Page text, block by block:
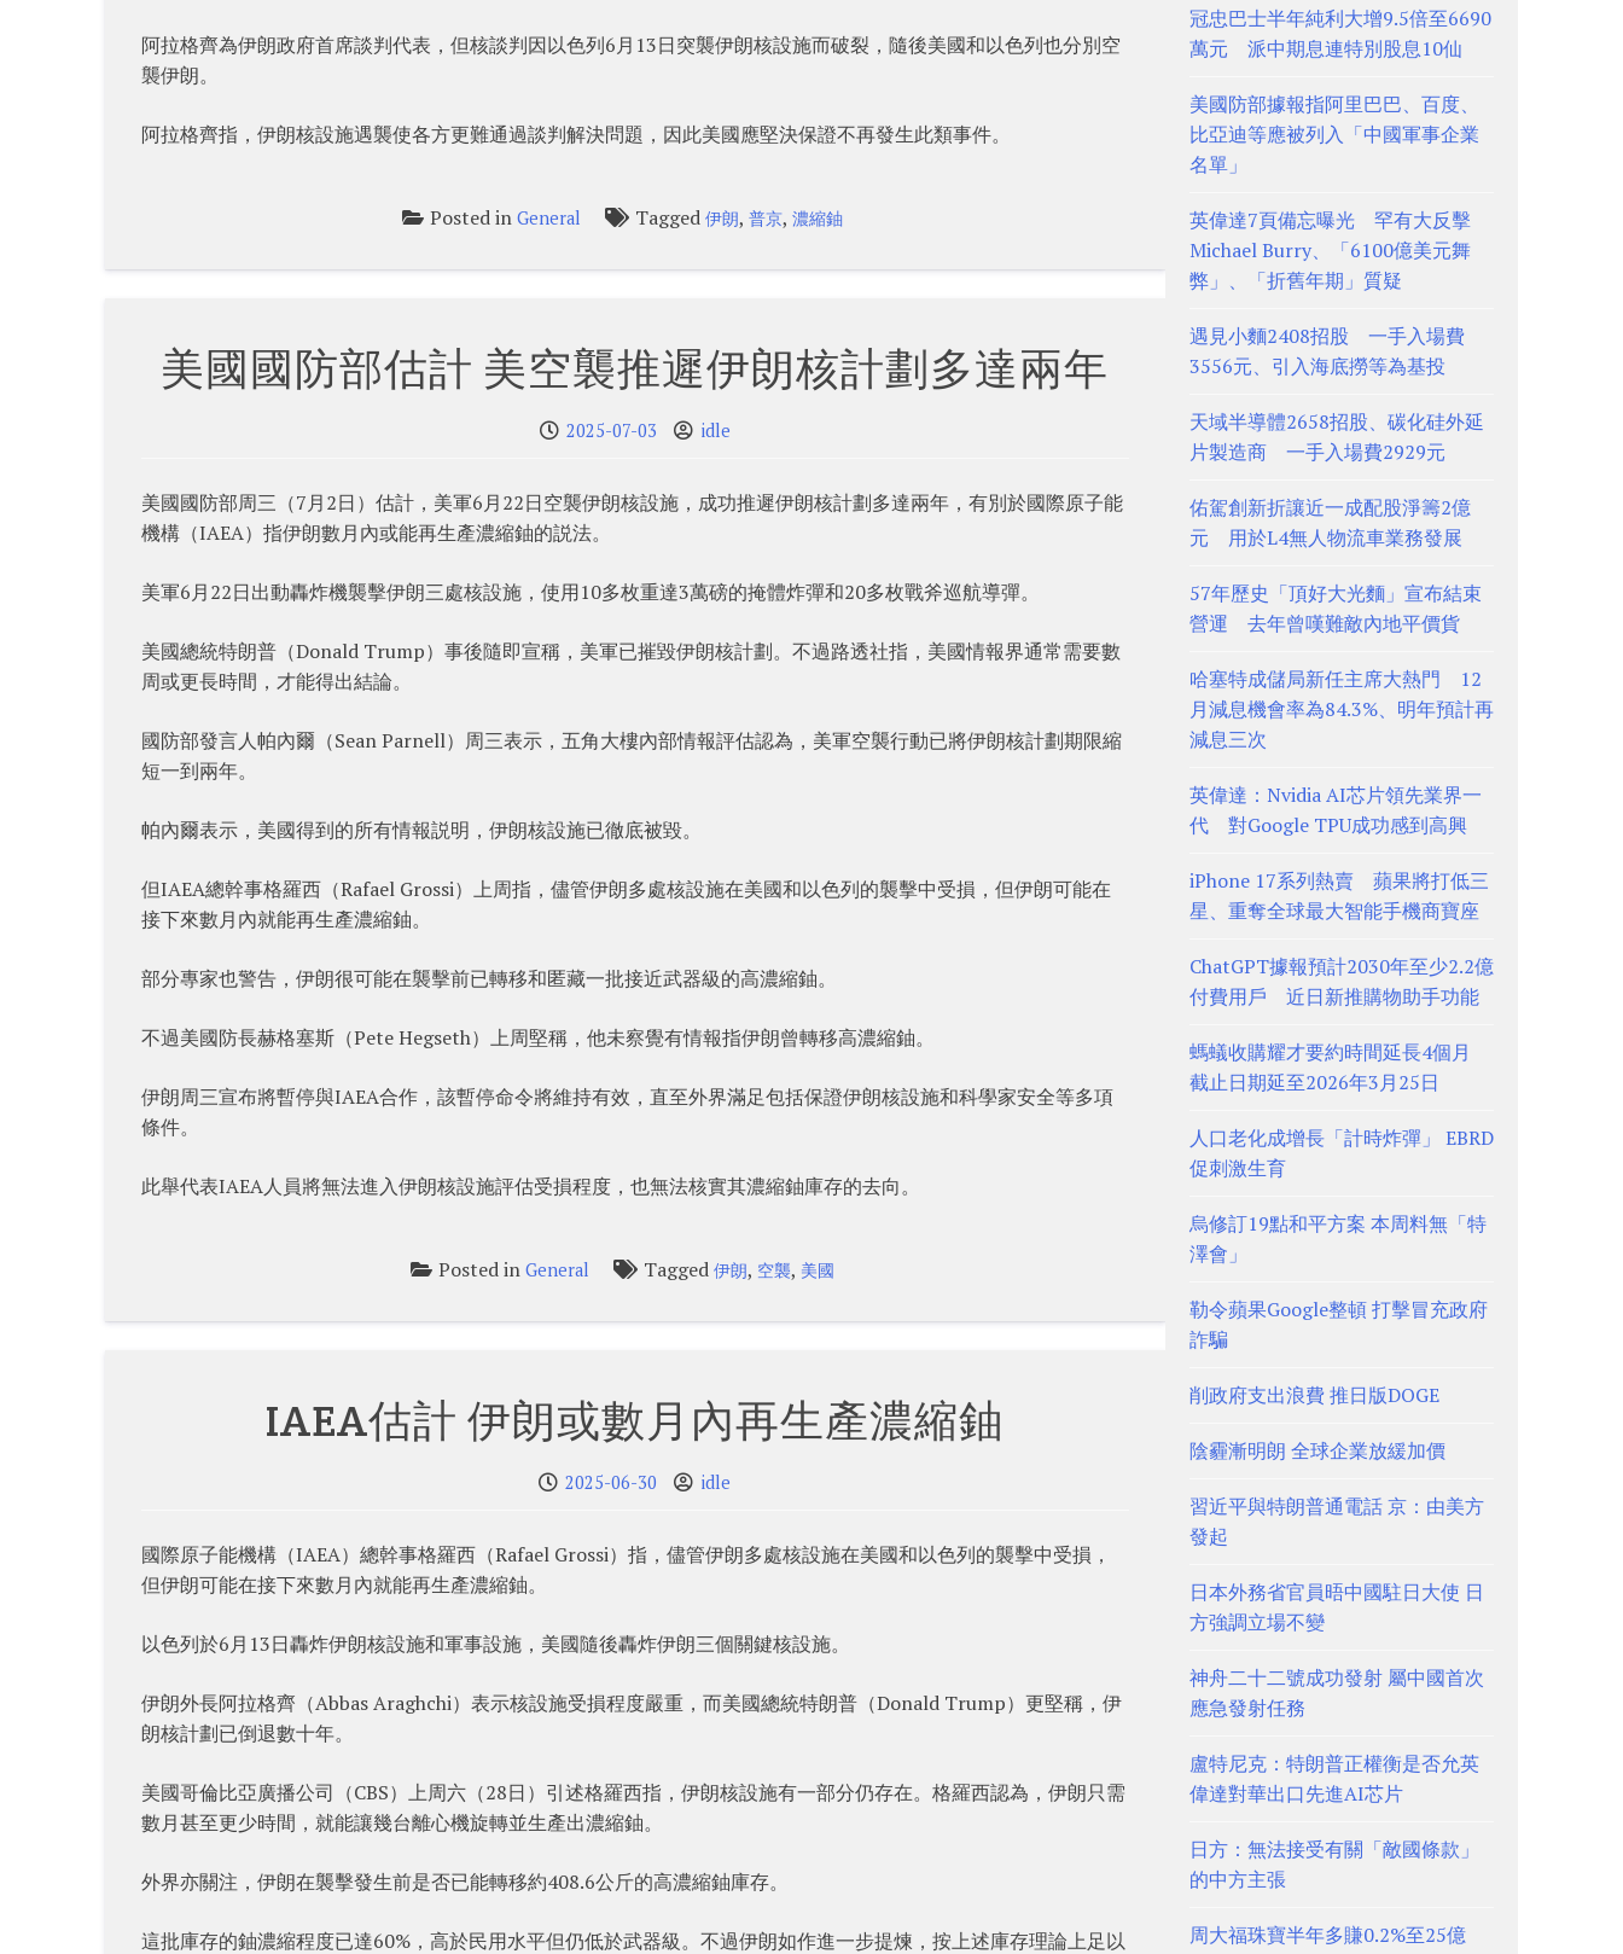
阿拉格齊為伊朗政府首席談判代表，但核談判因以色列6月13日突襲伊朗核設施而破裂，隨後美國和以色列也分別空
襲伊朗。
阿拉格齊指，伊朗核設施遇襲使各方更難通過談判解決問題，因此美國應堅決保證不再發生此類事件。
Posted inGeneral Tagged伊朗,普京,濃縮鈾
美國國防部估計 美空襲推遲伊朗核計劃多達兩年
2025-07-03 idle
美國國防部周三（7月2日）估計，美軍6月22日空襲伊朗核設施，成功推遲伊朗核計劃多達兩年，有別於國際原子能
機構（IAEA）指伊朗數月內或能再生產濃縮鈾的説法。
美軍6月22日出動轟炸機襲擊伊朗三處核設施，使用10多枚重達3萬磅的掩體炸彈和20多枚戰斧巡航導彈。
美國總統特朗普（Donald Trump）事後隨即宣稱，美軍已摧毀伊朗核計劃。不過路透社指，美國情報界通常需要數
周或更長時間，才能得出結論。
國防部發言人帕內爾（Sean Parnell）周三表示，五角大樓內部情報評估認為，美軍空襲行動已將伊朗核計劃期限縮
短一到兩年。
帕內爾表示，美國得到的所有情報説明，伊朗核設施已徹底被毀。
但IAEA總幹事格羅西（Rafael Grossi）上周指，儘管伊朗多處核設施在美國和以色列的襲擊中受損，但伊朗可能在
接下來數月內就能再生產濃縮鈾。
部分專家也警告，伊朗很可能在襲擊前已轉移和匿藏一批接近武器級的高濃縮鈾。
不過美國防長赫格塞斯（Pete Hegseth）上周堅稱，他未察覺有情報指伊朗曾轉移高濃縮鈾。
伊朗周三宣布將暫停與IAEA合作，該暫停命令將維持有效，直至外界滿足包括保證伊朗核設施和科學家安全等多項
條件。
此舉代表IAEA人員將無法進入伊朗核設施評估受損程度，也無法核實其濃縮鈾庫存的去向。
Posted inGeneral Tagged伊朗, 空襲, 美國
IAEA估計 伊朗或數月內再生產濃縮鈾
2025-06-30 idle
國際原子能機構（IAEA）總幹事格羅西（Rafael Grossi）指，儘管伊朗多處核設施在美國和以色列的襲擊中受損，
但伊朗可能在接下來數月內就能再生產濃縮鈾。
以色列於6月13日轟炸伊朗核設施和軍事設施，美國隨後轟炸伊朗三個關鍵核設施。
伊朗外長阿拉格齊（Abbas Araghchi）表示核設施受損程度嚴重，而美國總統特朗普（Donald Trump）更堅稱，伊
朗核計劃已倒退數十年。
美國哥倫比亞廣播公司（CBS）上周六（28日）引述格羅西指，伊朗核設施有一部分仍存在。格羅西認為，伊朗只需
數月甚至更少時間，就能讓幾台離心機旋轉並生產出濃縮鈾。
外界亦關注，伊朗在襲擊發生前是否已能轉移約408.6公斤的高濃縮鈾庫存。
這批庫存的鈾濃縮程度已達60%，高於民用水平但仍低於武器級。不過伊朗如作進一步提煉，按上述庫存理論上足以
冠忠巴士半年純利大增9.5倍至6690
萬元 派中期息連特別股息10仙
美國防部據報指阿里巴巴、百度、
比亞迪等應被列入「中國軍事企業
名單」
英偉達7頁備忘曝光 罕有大反擊
Michael Burry、「6100億美元舞
弊」、「折舊年期」質疑
遇見小麵2408招股 一手入場費
3556元、引入海底撈等為基投
天域半導體2658招股、碳化硅外延
片製造商 一手入場費2929元
佑駕創新折讓近一成配股淨籌2億
元 用於L4無人物流車業務發展
57年歷史「頂好大光麵」宣布結束
營運 去年曾嘆難敵內地平價貨
哈塞特成儲局新任主席大熱門 12
月減息機會率為84.3%、明年預計再
減息三次
英偉達：Nvidia AI芯片領先業界一
代 對Google TPU成功感到高興
iPhone 17系列熱賣 蘋果將打低三
星、重奪全球最大智能手機商寶座
ChatGPT據報預計2030年至少2.2億
付費用戶 近日新推購物助手功能
螞蟻收購耀才要約時間延長4個月
截止日期延至2026年3月25日
人口老化成增長「計時炸彈」 EBRD
促刺激生育
烏修訂19點和平方案 本周料無「特
澤會」
勒令蘋果Google整頓 打擊冒充政府
詐騙
削政府支出浪費 推日版DOGE
陰霾漸明朗 全球企業放緩加價
習近平與特朗普通電話 京：由美方
發起
日本外務省官員晤中國駐日大使 日
方強調立場不變
神舟二十二號成功發射 屬中國首次
應急發射任務
盧特尼克：特朗普正權衡是否允英
偉達對華出口先進AI芯片
日方：無法接受有關「敵國條款」
的中方主張
周大福珠寶半年多賺0.2%至25億